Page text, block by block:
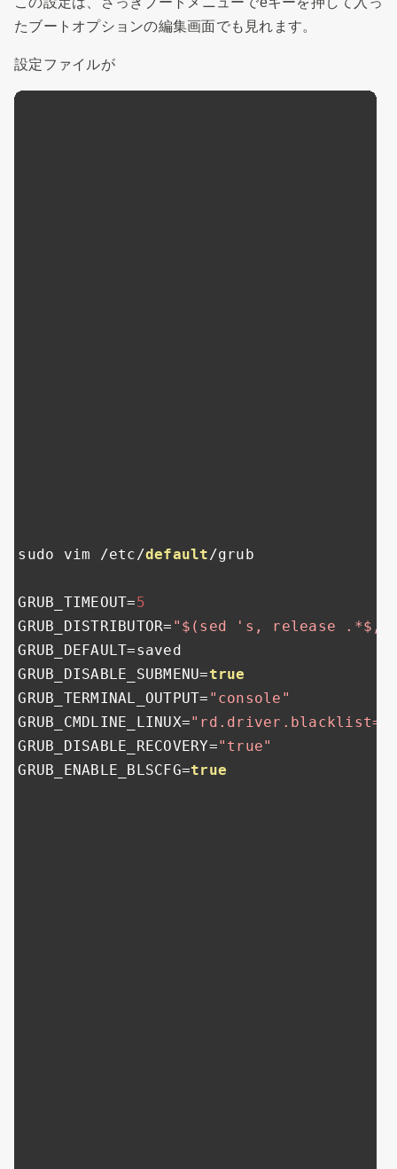
たブートオプションの編集画面でも見れます。
設定ファイルが
sudo vim /etc/default/grub
GRUB_TIMEOUT=5
GRUB_DISTRIBUTOR= "$(sed 's, release
GRUB_DEFAULT=saved
GRUB_DISABLE_SUBMENU=true
GRUB_TERMINAL_OUTPUT= "console"
GRUB_CMDLINE_LINUX=
GRUB_DISABLE_RECOVERY="true"
GRUB_ENABLE_BLSCFG=true